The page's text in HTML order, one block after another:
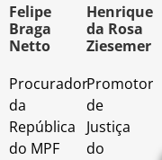
Felipe
Braga
Netto
Procurador
da
República
do MPF
Henrique
da Rosa
Ziesemer
Promotor
de
Justiça
do